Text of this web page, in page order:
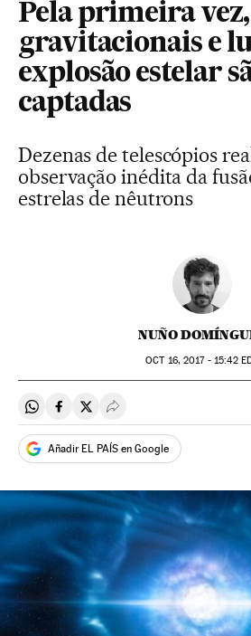
Pela primeira
gravitacionais e
explosão estelar
captadas
Dezenas de telescópios
observação inédita da
estrelas de nêutrons
NUÑO
OCT16, 2017 - 15:42
Compartir en Whatsapp
Compartir en Facebook
Compartir en Twitter
Desplegar Redes
Añadir EL PAÍS en Google